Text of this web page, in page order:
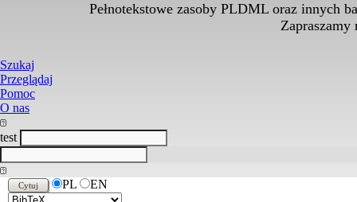
Pełnotekstowe zasoby PLDML oraz innych
Zapraszamy
Szukaj
Przeglądaj
Pomoc
O nas
test
PL EN